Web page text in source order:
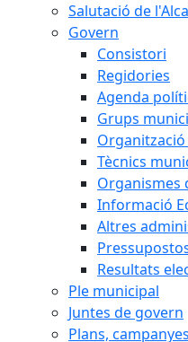
Salutació de
Govern
Consistori
Regidories
Agenda
Grups
Tècnics
Organismes
Informació
Altres
Resultats
Ple municipal
Juntes de govern
Plans,